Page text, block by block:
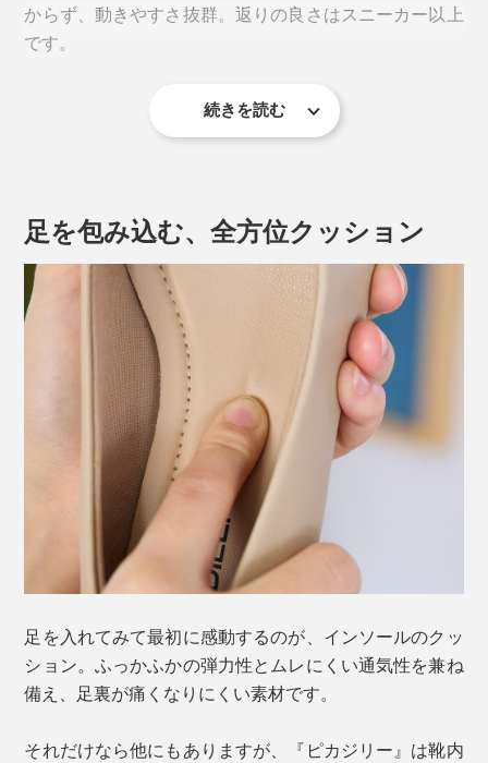
ネス用として、カジュアルスタイルの格上げ用として、
頼りになる１足。
もう、痛みに我慢する必要なし。女性らしい足元を愉し
んでください！
汚れたらさっと拭き取ればOK。お手入れもラクラクで
す。
からず、動きやすさ抜群。返りの良さはスニーカー以上
です。
アウトソールのかかと側には衝撃や摩擦に強いTRを、
前側には柔軟性の高いTRを使用。ウェーブ状に凹みが
ついていて、すべりにくく、すり減りにくい素材です。
続きを読む
足を包み込む、全方位クッション
足を入れてみて最初に感動するのが、インソールのクッ
ション。ふっかふかの弾力性とムレにくい通気性を兼ね
備え、足裏が痛くなりにくい素材です。
それだけなら他にもありますが、『ピカジリー』は靴内